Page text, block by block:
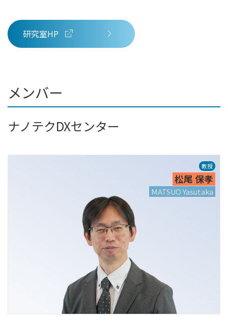
研究室HP
メンバー
ナノテクDXセンター
教授
松尾 保孝
MATSUO Yasutaka